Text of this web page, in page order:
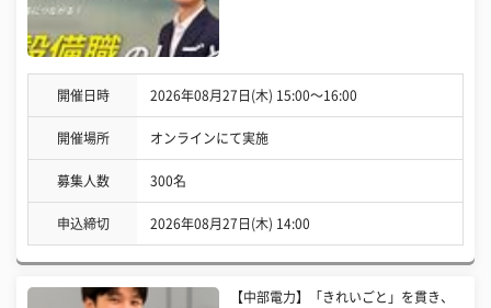
開催日時 2026年08月27日(木) 15:00〜16:00
開催場所 オンラインにて実施
募集人数 300名
申込締切 2026年08月27日(木) 14:00
【中部電力】「きれいごと」を貫き、